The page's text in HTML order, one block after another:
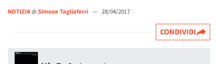
NOTIZIAdi Simone Tagliaferri — 28/04/2017
CONDIVIDI